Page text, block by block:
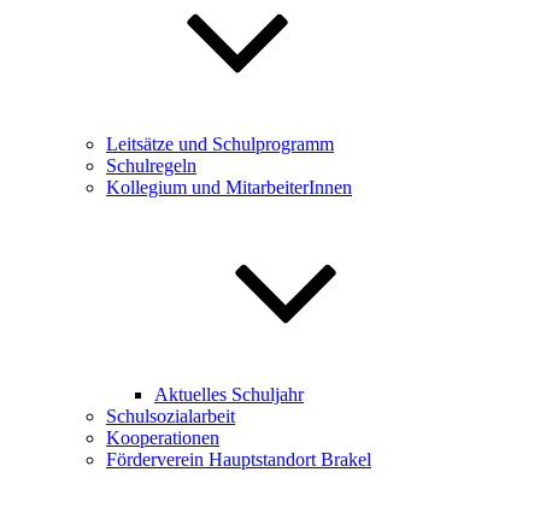
Leitsätze und Schulprogramm
Schulregeln
Kollegium und MitarbeiterInnen
Aktuelles Schuljahr
Schulsozialarbeit
Kooperationen
Förderverein Hauptstandort Brakel